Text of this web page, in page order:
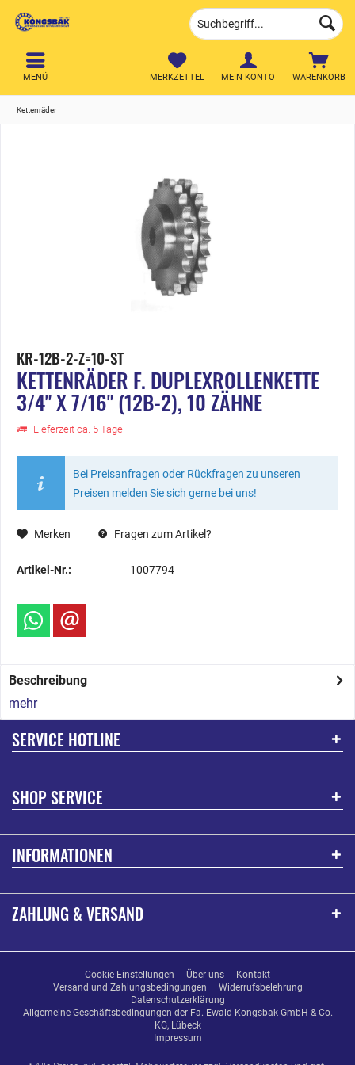
WARENKORB
MERKZETTEL MEIN KONTO
MENÜ
Kettenräder
KR-12B-2-Z=10-ST
KETTENRÄDER F. DUPLEXROLLENKETTE
3/4" X 7/16" (12B-2), 10 ZÄHNE
Lieferzeit ca. 5 Tage
Bei Preisanfragen oder Rückfragen zu unseren
Preisen melden Sie sich gerne bei uns!
Merken Fragen zum Artikel?
Artikel-Nr.: 1007794
Beschreibung
mehr
SERVICE HOTLINE
SHOP SERVICE
INFORMATIONEN
ZAHLUNG & VERSAND
Cookie-Einstellungen Über uns
Kontakt
Versand und Zahlungsbedingungen
Widerrufsbelehrung
Datenschutzerklärung
Allgemeine Geschäftsbedingungen der Fa. Ewald Kongsbak GmbH & Co.
KG, Lübeck
Impressum